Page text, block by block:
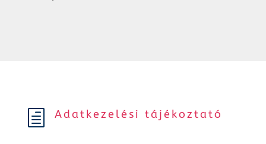
h Adatkezelési tájékoztató